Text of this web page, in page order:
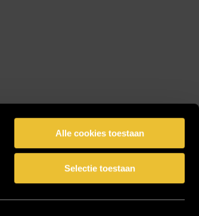
Alle cookies toestaan
Selectie toestaan
facebookpinterestlinkedininstagram